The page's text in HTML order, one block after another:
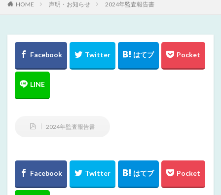
HOME 声明・お知らせ 2024年監査報告書
2024年監査報告書